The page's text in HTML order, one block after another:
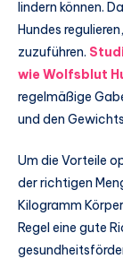
lindern können.
Hundes
zuzuführen.
wie Wolfsblut
regelmäßige
und den
Um die Vorteile
der richtigen
Kilogramm
Regel eine gute